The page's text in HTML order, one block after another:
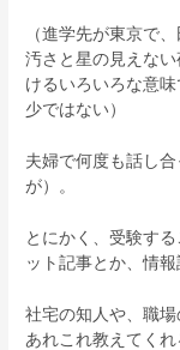
（進学先が東京で
汚さと星の見えな
けるいろいろな意
少ではない）
夫婦で何度も話し
が）。
とにかく、受験す
ット記事とか、情
社宅の知人や、職
あれこれ教えてくれ